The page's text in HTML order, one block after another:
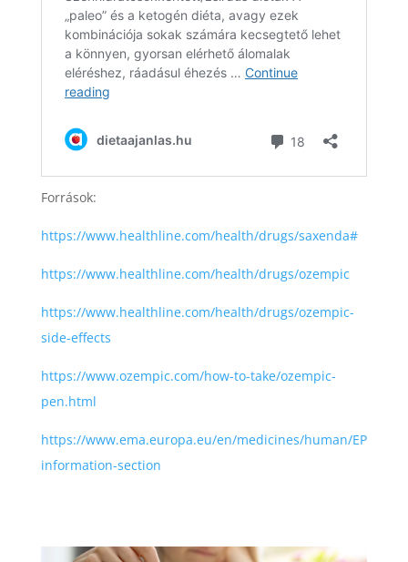
Források:
https://www.healthline.com/health/drugs/saxenda#
https://www.healthline.com/health/drugs/ozempic
https://www.healthline.com/health/drugs/ozempic-
side-effects
https://www.ozempic.com/how-to-take/ozempic-
pen.html
https://www.ema.europa.eu/en/medicines/human/EPAR/
information-section